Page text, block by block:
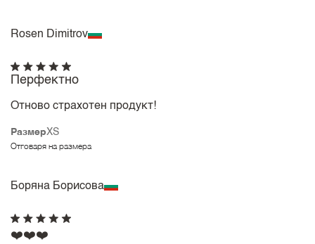
Rosen Dimitrov
РазмерXS
Отговаря на размера
Перфектно
Отново страхотен продукт!
Боряна Борисова
❤️❤️❤️